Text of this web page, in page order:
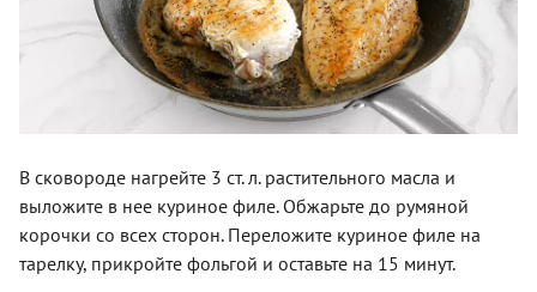
В сковороде нагрейте 3 ст. л. растительного масла и
выложите в нее куриное филе. Обжарьте до румяной
корочки со всех сторон. Переложите куриное филе на
тарелку, прикройте фольгой и оставьте на 15 минут.